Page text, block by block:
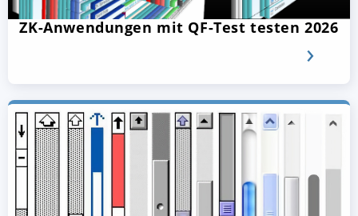
ZK-Anwendungen mit QF-Test testen 2026